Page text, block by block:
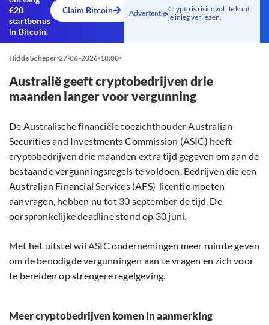
€20
startbonus
in Bitcoin.
Claim Bitcoin Advertentie Crypto is risicovol. Je kunt
je inleg verliezen.
Hidde Scheper 27-06-2026 18:00
Australië geeft cryptobedrijven drie
maanden langer voor vergunning
De Australische financiële toezichthouder Australian
Securities and Investments Commission (ASIC) heeft
cryptobedrijven drie maanden extra tijd gegeven om aan de
bestaande vergunningsregels te voldoen. Bedrijven die een
Australian Financial Services (AFS)-licentie moeten
aanvragen, hebben nu tot 30 september de tijd. De
oorspronkelijke deadline stond op 30 juni.
Met het uitstel wil ASIC ondernemingen meer ruimte geven
om de benodigde vergunningen aan te vragen en zich voor
te bereiden op strengere regelgeving.
Meer cryptobedrijven komen in aanmerking